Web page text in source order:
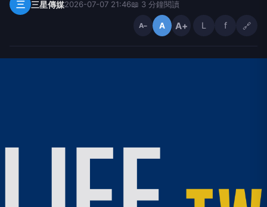
三 三星傳媒2026-07-07 21:46📖 3 分鐘閱讀
A− A A+ L f 🔗